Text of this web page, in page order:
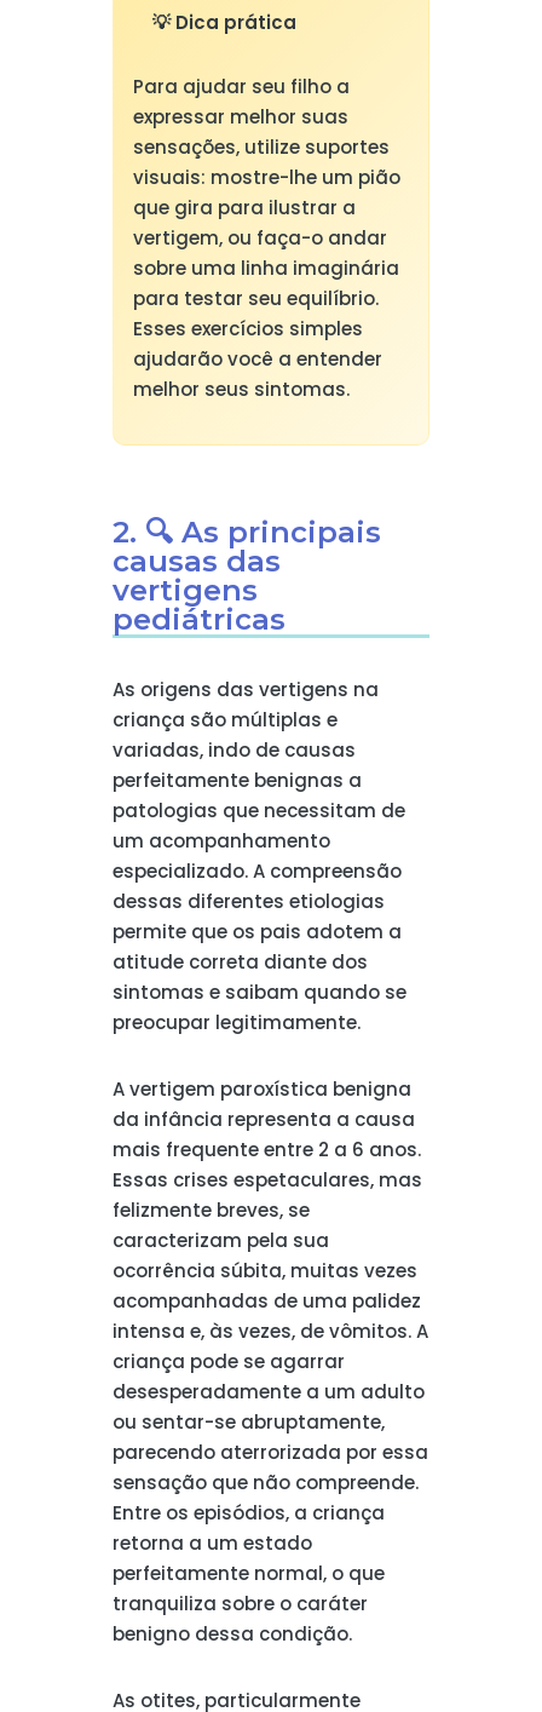
💡 Dica prática
Para ajudar seu filho a
expressar melhor suas
sensações, utilize suportes
visuais: mostre-lhe um pião
que gira para ilustrar a
vertigem, ou faça-o andar
sobre uma linha imaginária
para testar seu equilíbrio.
Esses exercícios simples
ajudarão você a entender
melhor seus sintomas.
2. 🔍 As principais
causas das
vertigens
pediátricas
As origens das vertigens na
criança são múltiplas e
variadas, indo de causas
perfeitamente benignas a
patologias que necessitam de
um acompanhamento
especializado. A compreensão
dessas diferentes etiologias
permite que os pais adotem a
atitude correta diante dos
sintomas e saibam quando se
preocupar legitimamente.
A vertigem paroxística benigna
da infância representa a causa
mais frequente entre 2 a 6 anos.
Essas crises espetaculares, mas
felizmente breves, se
caracterizam pela sua
ocorrência súbita, muitas vezes
acompanhadas de uma palidez
intensa e, às vezes, de vômitos. A
criança pode se agarrar
desesperadamente a um adulto
ou sentar-se abruptamente,
parecendo aterrorizada por essa
sensação que não compreende.
Entre os episódios, a criança
retorna a um estado
perfeitamente normal, o que
tranquiliza sobre o caráter
benigno dessa condição.
As otites, particularmente